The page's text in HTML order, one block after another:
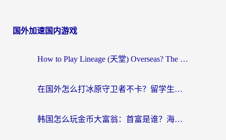
国外加速国内游戏
How to Play Lineage (天堂) Overseas? The Ultimate Guide to Choosing the Best Chinese Server Game Accelerator (在国外打天堂加速器)
在国外怎么打冰原守卫者不卡？留学生亲测的国服游戏加速指南
韩国怎么玩金币大富翁：首富是谁？海外党国服游戏加速全攻略